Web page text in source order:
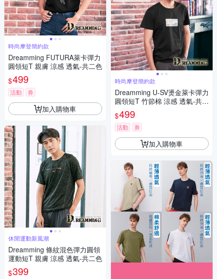
時尚摩登簡約款
Dreamming FUTURA萊卡彈力
圓領短T 親膚 涼感 透氣-共二色
$499
活動 券
加入購物車
休閒運動新風潮
Dreamming 條紋混色彈力圓領
運動短T 親膚 涼感 透氣-共二色
$399
時尚摩登簡約款
Dreamming U-SV燙金萊卡彈力
圓領短T 竹節棉 涼感 透氣-共二
$499
活動 券
加入購物車